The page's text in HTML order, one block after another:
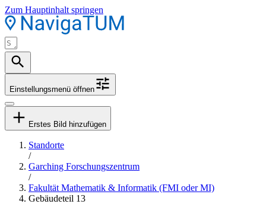
Zum Hauptinhalt springen
Einstellungsmenü öffnen
Erstes Bild hinzufügen
Standorte
/
Garching Forschungszentrum
/
Fakultät Mathematik & Informatik (FMI oder MI)
Gebäudeteil 13